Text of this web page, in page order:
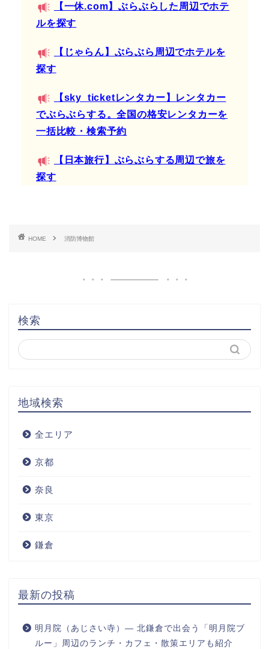
【一休.com】ぶらぶらした周辺でホテ
ルを探す
【じゃらん】ぶらぶら周辺でホテルを
探す
【sky_ticketレンタカー】レンタカー
でぶらぶらする。全国の格安レンタカーを
一括比較・検索予約
【日本旅行】ぶらぶらする周辺で旅を
探す
HOME 消防博物館
検索
地域検索
全エリア
京都
奈良
東京
鎌倉
最新の投稿
明月院（あじさい寺）― 北鎌倉で出会う「明月院ブ
ルー」周辺のランチ・カフェ・散策エリアも紹介